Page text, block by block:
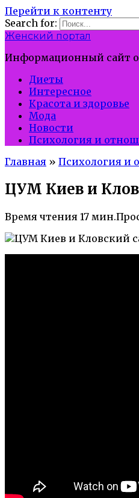
Перейти к контенту
Search for:
Женский портал
Информационный сайт о
Диеты
Интересное
Красота и здоровье
Мода
Новости
Психология и
Главная » Психология и
ЦУМ Киев и
Время чтения 17 мин.